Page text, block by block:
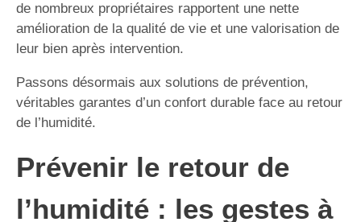
de nombreux propriétaires rapportent une nette
amélioration de la qualité de vie et une valorisation de
leur bien après intervention.
Passons désormais aux solutions de prévention,
véritables garantes d’un confort durable face au retour
de l’humidité.
Prévenir le retour de
l’humidité : les gestes à